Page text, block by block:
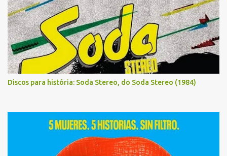
Discos para história: Soda Stereo, do Soda Stereo (1984)